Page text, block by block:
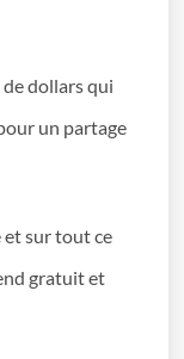
dollars qui
un partage
et sur tout ce
gratuit et